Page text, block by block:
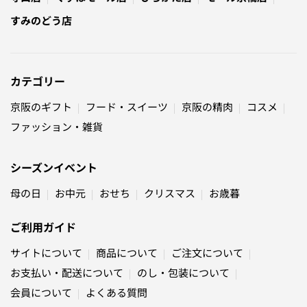
すみのどう店
カテゴリー
京阪のギフト フード・スイーツ 京阪の精肉
コスメ
ファッション・雑貨
シーズンイベント
母の日 お中元 おせち クリスマス お歳暮
ご利用ガイド
サイトについて 商品について
ご注文について
お支払い・配送について
のし・包装について
会員について
よくある質問